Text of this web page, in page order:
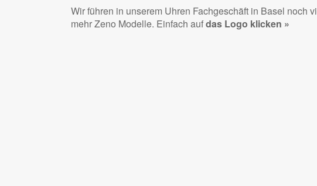
Wir führen in unserem Uhren Fachgeschäft in Basel noch
mehr Zeno Modelle. Einfach aufdas Logo klicken »